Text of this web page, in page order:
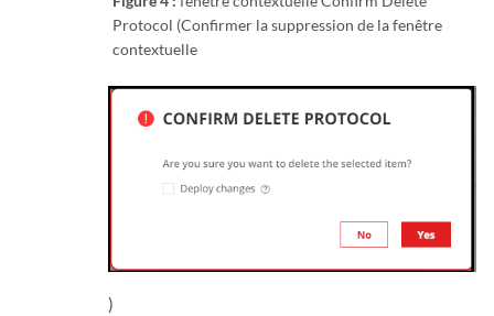
Protocol (Confirmer la suppression de la fenêtre
contextuelle
)